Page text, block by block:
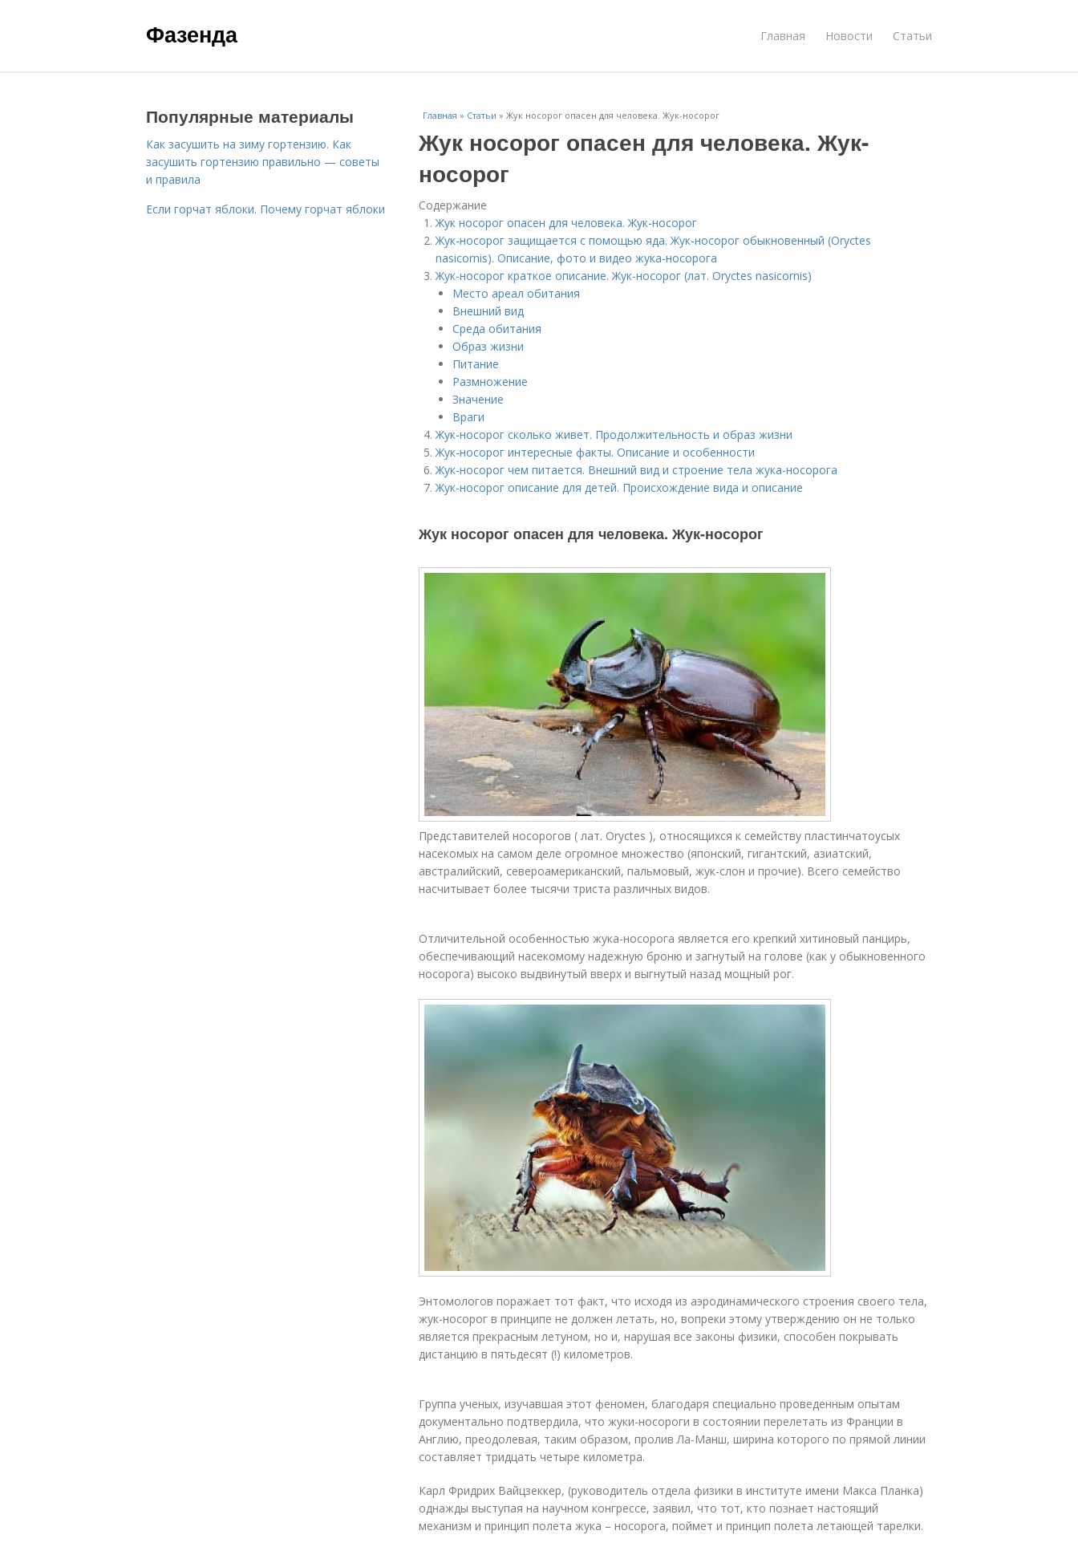
Фазенда Главная Новости Статьи
Главная » Статьи » Жук носорог опасен для человека. Жук-носорог
Жук носорог опасен для человека. Жук-
носорог
Содержание
Жук носорог опасен для человека. Жук-носорог
Жук-носорог защищается с помощью яда. Жук-носорог обыкновенный (Oryctes
nasicornis). Описание, фото и видео жука-носорога
Жук-носорог краткое описание. Жук-носорог (лат. Oryctes nasicornis)
Место ареал обитания
Внешний вид
Среда обитания
Образ жизни
Питание
Размножение
Значение
Враги
Жук-носорог сколько живет. Продолжительность и образ жизни
Жук-носорог интересные факты. Описание и особенности
Жук-носорог чем питается. Внешний вид и строение тела жука-носорога
Жук-носорог описание для детей. Происхождение вида и описание
Жук носорог опасен для человека. Жук-носорог
Представителей носорогов ( лат. Oryctes ), относящихся к семейству пластинчатоусых
насекомых на самом деле огромное множество (японский, гигантский, азиатский,
австралийский, североамериканский, пальмовый, жук-слон и прочие). Всего семейство
насчитывает более тысячи триста различных видов.
Отличительной особенностью жука-носорога является его крепкий хитиновый панцирь,
обеспечивающий насекомому надежную броню и загнутый на голове (как у обыкновенного
носорога) высоко выдвинутый вверх и выгнутый назад мощный рог.
Энтомологов поражает тот факт, что исходя из аэродинамического строения своего тела,
жук-носорог в принципе не должен летать, но, вопреки этому утверждению он не только
является прекрасным летуном, но и, нарушая все законы физики, способен покрывать
дистанцию в пятьдесят (!) километров.
Группа ученых, изучавшая этот феномен, благодаря специально проведенным опытам
документально подтвердила, что жуки-носороги в состоянии перелетать из Франции в
Англию, преодолевая, таким образом, пролив Ла-Манш, ширина которого по прямой линии
составляет тридцать четыре километра.
Карл Фридрих Вайцзеккер, (руководитель отдела физики в институте имени Макса Планка)
однажды выступая на научном конгрессе, заявил, что тот, кто познает настоящий
механизм и принцип полета жука – носорога, поймет и принцип полета летающей тарелки.
Популярные материалы
Как засушить на зиму гортензию. Как
засушить гортензию правильно — советы
и правила
Если горчат яблоки. Почему горчат яблоки